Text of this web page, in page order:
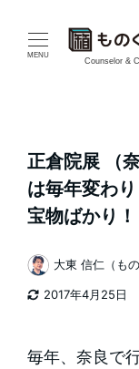
MENU
Counselor &
正倉院展 （
は毎年変わ
宝物ばかり！
2017年4月25日
著
者
大東 信仁（もの
毎年、奈良で